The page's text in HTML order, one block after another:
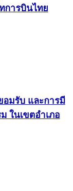
การบินไทย
อมรับ และการมี
ในเขตอำเภอ